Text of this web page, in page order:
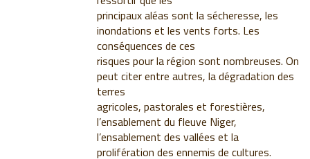
principaux aléas sont la sécheresse, les
inondations et les vents forts. Les
conséquences de ces
risques pour la région sont nombreuses. On
peut citer entre autres, la dégradation des
terres
agricoles, pastorales et forestières,
l’ensablement du fleuve Niger,
l’ensablement des vallées et la
prolifération des ennemis de cultures.